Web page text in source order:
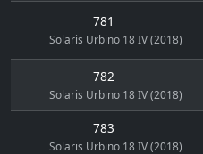
781
Solaris Urbino 18 IV (2018)
782
Solaris Urbino 18 IV (2018)
783
Solaris Urbino 18 IV (2018)